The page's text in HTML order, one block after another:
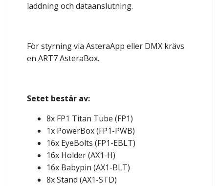
laddning och dataanslutning.
För styrning via AsteraApp eller DMX krävs
en ART7 AsteraBox.
Setet består av:
8x FP1 Titan Tube (FP1)
1x PowerBox (FP1-PWB)
16x EyeBolts (FP1-EBLT)
16x Holder (AX1-H)
16x Babypin (AX1-BLT)
8x Stand (AX1-STD)